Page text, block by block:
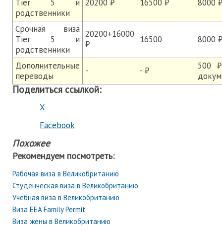
Tier 5 и
родственники
20200 ₽ 16500 ₽ 8000 ₽
Cрочная виза
Tier 5 и
родственники
20200+16000
₽
16500 8000 ₽
Дополнительные
переводы
- - ₽
500
Поделиться ссылкой:
X
Facebook
Похожее
Рекомендуем посмотреть:
Рабочая виза в Великобританию
Студенческая виза в Великобританию
Учебная виза в Великобританию
Виза EEA Family Permit
Виза жены в Великобританию